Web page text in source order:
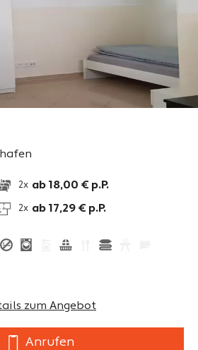
2x ab 18,00 € p.P.
2x ab 17,29 € p.P.
zum Angebot
Anrufen